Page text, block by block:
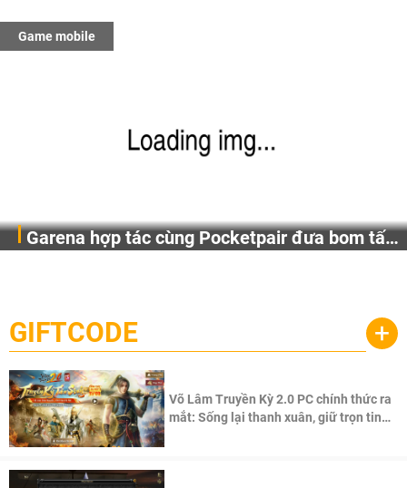
Game mobile
Garena hợp tác cùng Pocketpair đưa bom tấn
cầu, theo giấy phép chính thức từ công ty game Nhật Bản
Pocketpair, Inc.
GIFTCODE +
Võ Lâm Truyền Kỳ 2.0 PC chính thức ra
mắt: Sống lại thanh xuân, giữ trọn tinh